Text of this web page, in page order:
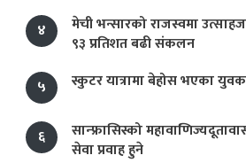
४
मेची भन्सारको राजस्वमा
९३ प्रतिशत बढी संकलन
५
स्कुटर यात्रामा बेहोस भएका
६
सान्फ्रासिस्को
सेवा प्रवाह हुने